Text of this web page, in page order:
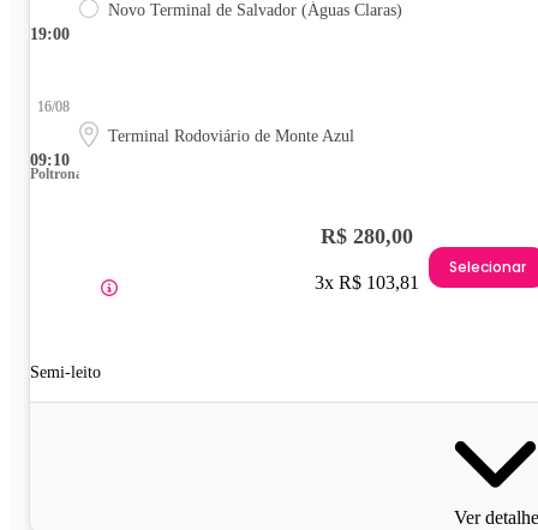
19:00
Novo Terminal de Salvador (Águas Claras)
09:10
16/08
Terminal Rodoviário de Monte Azul
Poltrona
Semi-leito
R$ 280,00
3x R$ 103,81
Selecionar
Ver